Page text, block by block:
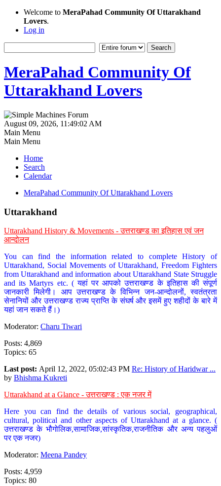
Welcome to MeraPahad Community Of Uttarakhand
Lovers.
Log in
MeraPahad Community Of
Uttarakhand Lovers
August 09, 2026, 11:49:02 AM
Main Menu
Main Menu
Home
Search
Calendar
MeraPahad Community Of Uttarakhand Lovers
Uttarakhand
Uttarakhand History & Movements - उत्तराखण्ड का इतिहास एवं जन
आन्दोलन
You can find the information related to complete History of
Uttarakhand, Social Movements of Uttarakhand, Freedom Fighters
from Uttarakhand and information about Uttarakhand State Struggle
and its Martyrs etc. ( यहां पर आपको उत्तराखण्ड के इतिहास की संपूर्ण
जानकारी मिलेगी। आप उत्तराखण्ड के विभिन्न जन-आन्दोलनों, स्वतंत्रता
सेनानियों और उत्तराखण्ड राज्य प्राप्ति के संघर्ष और इसमें हुए शहीदों के बारे में
यहां जान सकते हैं।)
Moderator: Charu Tiwari
Posts: 4,869
Topics: 65
Last post: April 12, 2022, 05:02:43 PM Re: History of Haridwar ...
by Bhishma Kukreti
Uttarakhand at a Glance - उत्तराखण्ड : एक नजर में
Here you can find the details of various social, geographical,
cultural, political and other aspects of Uttarakhand at a glance. (
उत्तराखण्ड के भौगोलिक,सामाजिक,सांस्कृतिक,राजनीतिक और अन्य पहलुओं
पर एक नजर)
Moderator: Meena Pandey
Posts: 4,959
Topics: 80